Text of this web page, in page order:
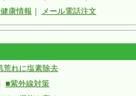
康情報 メール電話注文
荒れに塩素除去
■紫外線対策